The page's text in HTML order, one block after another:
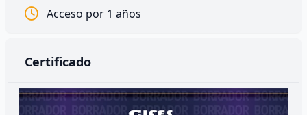
Acceso por 1 años
Certificado